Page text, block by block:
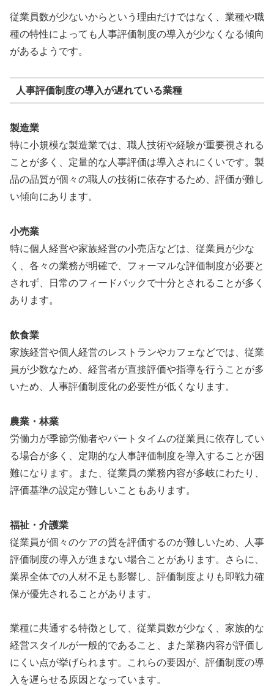
従業員数が少ないからという理由だけではなく、業種や職
種の特性によっても人事評価制度の導入が少なくなる傾向
があるようです。
人事評価制度の導入が遅れている業種
製造業
特に小規模な製造業では、職人技術や経験が重要視される
ことが多く、定量的な人事評価は導入されにくいです。製
品の品質が個々の職人の技術に依存するため、評価が難し
い傾向にあります。
小売業
特に個人経営や家族経営の小売店などは、従業員が少な
く、各々の業務が明確で、フォーマルな評価制度が必要と
されず、日常のフィードバックで十分とされることが多く
あります。
飲食業
家族経営や個人経営のレストランやカフェなどでは、従業
員が少数なため、経営者が直接評価や指導を行うことが多
いため、人事評価制度化の必要性が低くなります。
農業・林業
労働力が季節労働者やパートタイムの従業員に依存してい
る場合が多く、定期的な人事評価制度を導入することが困
難になります。また、従業員の業務内容が多岐にわたり、
評価基準の設定が難しいこともあります。
福祉・介護業
従業員が個々のケアの質を評価するのが難しいため、人事
評価制度の導入が進まない場合ことがあります。さらに、
業界全体での人材不足も影響し、評価制度よりも即戦力確
保が優先されることがあります。
業種に共通する特徴として、従業員数が少なく、家族的な
経営スタイルが一般的であること、また業務内容が評価し
にくい点が挙げられます。これらの要因が、評価制度の導
入を遅らせる原因となっています。